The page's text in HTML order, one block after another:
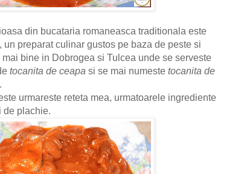
din bucataria romaneasca traditionala este
preparat culinar gustos pe baza de peste si
bine in Dobrogea si Tulcea unde se serveste
tocanita de ceapa si se mai numeste tocanita de
.
urmareste reteta mea, urmatoarele ingrediente
de plachie.